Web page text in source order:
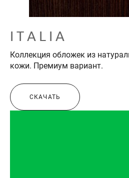
I T A L I A
Коллекция обложек из
кожи. Премиум вариант.
СКАЧАТЬ